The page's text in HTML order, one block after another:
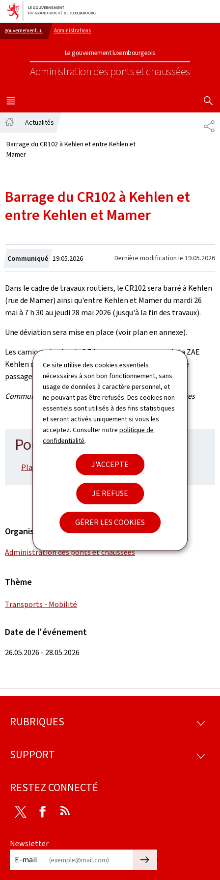
Ce site utilise des cookies essentiels
nécessaires à son bon fonctionnement, sans
usage de données à caractère personnel, et
ne pouvant pas être refusés. Des cookies non
essentiels sont utilisés à des fins statistiques
et seront activés uniquement si vous les
acceptez. Consulter notrepolitique de
confidentialité.
J'ACCEPTE
JE REFUSE
GÉRER LES COOKIES
Aller au menu principal
Aller au contenu
gouvernement.lu Administrations
Le gouvernement luxembourgeois
Administration des ponts et chaussées
MENU
PRINCIPAL
Actualités
Barrage du CR102 à Kehlen et entre Kehlen et
Mamer
Barrage du CR102 à Kehlen et
entre Kehlen et Mamer
Communiqué Crée
le
19.05.2026 Dernière modification le 19.05.2026
Dans le cadre de travaux routiers, le CR102 sera barré à Kehlen
(rue de Mamer) ainsi qu'entre Kehlen et Mamer du mardi 26
mai à 7 h 30 au jeudi 28 mai 2026 (jusqu'à la fin des travaux).
Une déviation sera mise en place (voir plan en annexe).
Les camions de plus de 3,5 tonnes ne provenance de la ZAE
Kehlen devront suivre la déviation via Olm et Mamer, le
passage via Kehlen étant interdit.
Communiqué par l'Administration des ponts et chaussées
Pour en savoir plus
Plan de déviation (Pdf, 4,99 Mo)
Organisation
Administration des ponts et chaussées
Thème
Transports - Mobilité
Date de l'événement
26.05.2026 - 28.05.2026
Pied
page
RUBRIQUES
SUPPORT
RESTEZ CONNECTÉ
Twitter Facebook
Newsletter
E-mail
🡒